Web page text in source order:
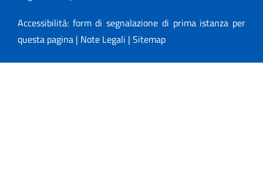
Accessibilità: form di segnalazione di prima istanza per
questa pagina | Note Legali | Sitemap